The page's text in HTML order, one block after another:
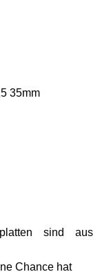
35mm
sind aus
Chance hat